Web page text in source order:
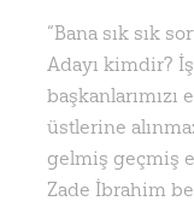
“Bana sık sık
Adayı kimdir?
üstlerine
gelmiş geçmiş
Zade İbrahim